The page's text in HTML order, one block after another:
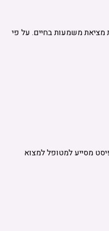
מציאת משמעות בחיים. על פי
מסייע למטופל למצוא